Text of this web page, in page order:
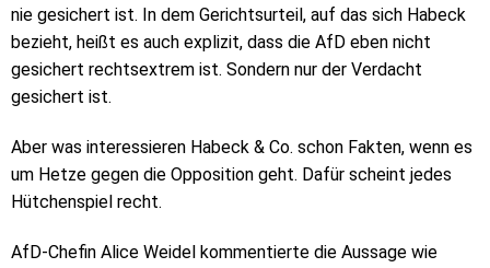
nie gesichert ist. In dem Gerichtsurteil, auf das sich Habeck
bezieht, heißt es auch explizit, dass die AfD eben nicht
gesichert rechtsextrem ist. Sondern nur der Verdacht
gesichert ist.
Aber was interessieren Habeck & Co. schon Fakten, wenn es
um Hetze gegen die Opposition geht. Dafür scheint jedes
Hütchenspiel recht.
AfD-Chefin Alice Weidel kommentierte die Aussage wie